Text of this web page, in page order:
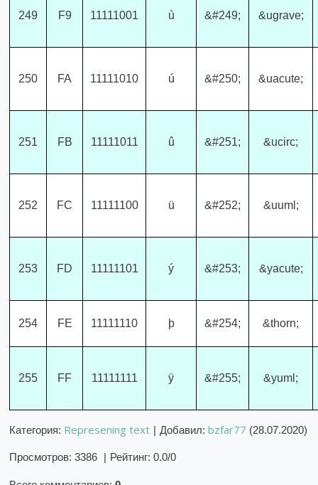
249 F9 11111001 ù &#249; &ugrave;
250 FA 11111010 ú &#250; &uacute;
251 FB 11111011 û &#251; &ucirc;
252 FC 11111100 ü &#252; &uuml;
253 FD 11111101 ý &#253; &yacute;
254 FE 11111110 þ &#254; &thorn;
255 FF 11111111 ÿ &#255; &yuml;
Категория: Represening text | Добавил: bzfar77 (28.07.2020)
Просмотров: 3386 | Рейтинг: 0.0/0